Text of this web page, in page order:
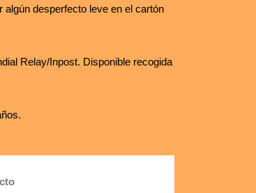
desperfecto leve en el cartón
Relay/Inpost. Disponible recogida